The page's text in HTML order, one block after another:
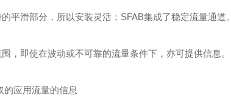
平滑部分，所以安装灵活；SFAB集成了稳定流量通道。
，即使在波动或不可靠的流量条件下，亦可提供信息。
的应用流量的信息